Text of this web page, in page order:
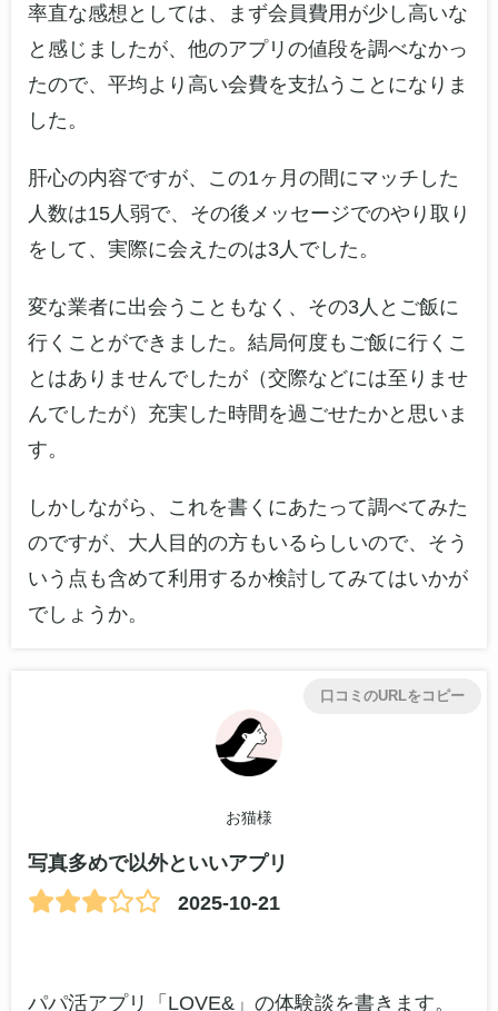
率直な感想としては、まず会員費用が少し高いな
と感じましたが、他のアプリの値段を調べなかっ
たので、平均より高い会費を支払うことになりま
した。
肝心の内容ですが、この1ヶ月の間にマッチした
人数は15人弱で、その後メッセージでのやり取り
をして、実際に会えたのは3人でした。
変な業者に出会うこともなく、その3人とご飯に
行くことができました。結局何度もご飯に行くこ
とはありませんでしたが（交際などには至りませ
んでしたが）充実した時間を過ごせたかと思いま
す。
しかしながら、これを書くにあたって調べてみた
のですが、大人目的の方もいるらしいので、そう
いう点も含めて利用するか検討してみてはいかが
でしょうか。
お猫様
写真多めで以外といいアプリ
2025-10-21
パパ活アプリ「LOVE&」の体験談を書きます。
口コミのURLをコピー